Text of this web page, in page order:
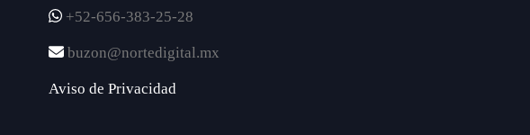
+52-656-383-25-28
buzon@nortedigital.mx
Aviso de Privacidad